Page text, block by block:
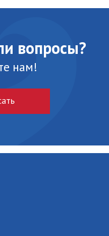
вопросы?
нам!